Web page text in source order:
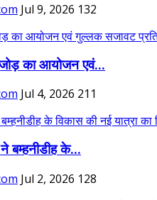
Jul 9, 2026 132
का आयोजन एवं...
Jul 4, 2026 211
बम्हनीडीह के...
Jul 2, 2026 128